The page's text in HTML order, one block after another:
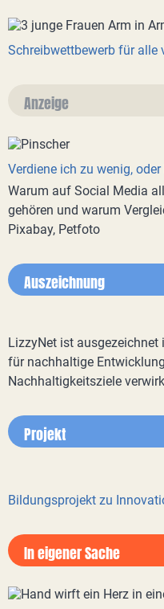
Schreibwettbewerb für alle
Anzeige
Verdiene ich zu wenig,
Warum auf Social Media
gehören und warum
Pixabay, Petfoto
Auszeichnung
LizzyNet ist ausgezeichnet
für nachhaltige
Nachhaltigkeitsziele
Projekt
Bildungsprojekt zu
In eigener Sache